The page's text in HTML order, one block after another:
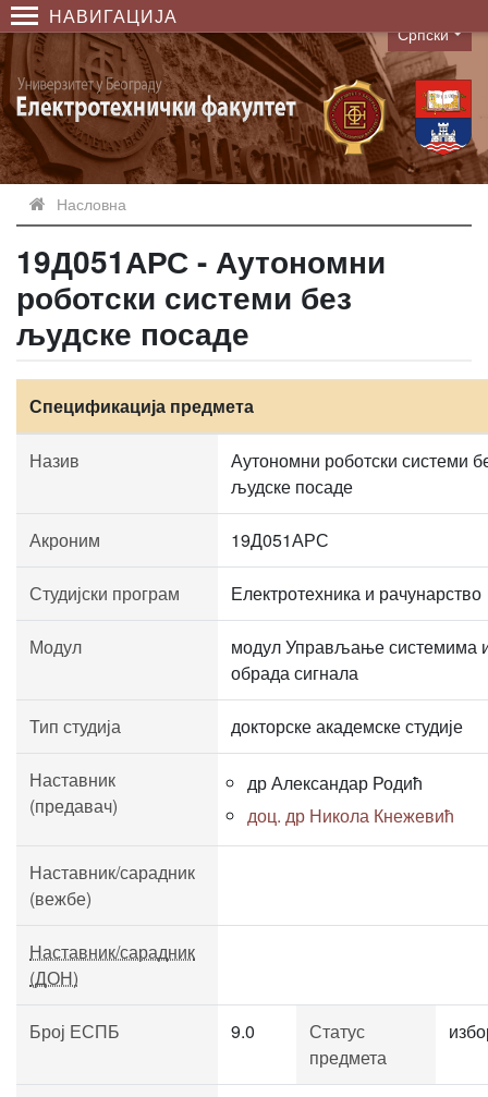
НАВИГАЦИЈА
Language
Српски
Насловна
19Д051АРС - Аутономни
роботски системи без
људске посаде
Спецификација предмета
Назив
Аутономни роботски системи
људске посаде
Акроним 19Д051АРС
Студијски програм Електротехника и рачунарство
Модул
модул Управљање системима
обрада сигнала
Тип студија докторске академске студије
Наставник
(предавач)
др Александар Родић
доц. др Никола Кнежевић
Наставник/сарадник
(вежбе)
Наставник/сарадник
(ДОН)
Број ЕСПБ 9.0
Статус
предмета